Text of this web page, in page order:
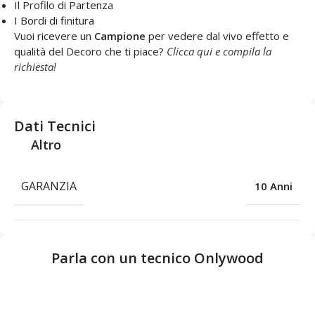
Il Profilo di Partenza
I Bordi di finitura
Vuoi ricevere un Campione per vedere dal vivo effetto e
qualità del Decoro che ti piace? Clicca qui e compila la
richiesta!
Dati Tecnici
Altro
GARANZIA 10 Anni
Parla con un tecnico Onlywood